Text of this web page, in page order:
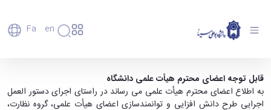
Fa En
دانشگاه
تاریخچه
و
اعضای
هیأت
علمی
کارگاه آموزشی آشنایی با قوانین و مقررات جذب و
تبدیل وضعیت اعضای هیأت علمی - دانشگاه
قابل توجه اعضای محترم هیأت علمی دانشگاه
به اطلاع اعضای محترم هیأت علمی می رساند در راستای اجرای دستور العمل
اجرایی طرح دانش افزایی و توانمندسازی اعضای هیأت علمی، گروه نظارت،